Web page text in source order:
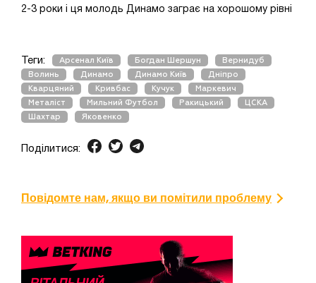
2-3 роки і ця молодь Динамо заграє на хорошому рівні
Теги: Арсенал Київ Богдан Шершун
Вернидуб
Волинь
Динамо Динамо Київ
Дніпро
Кварцяний
Кривбас Кучук
Маркевич
Металіст
Мильний Футбол Ракицький
ЦСКА
Шахтар
Яковенко
Поділитися:
Повідомте нам, якщо ви помітили проблему